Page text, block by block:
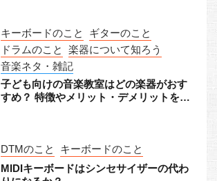
キーボードのこと
ギターのこと
ドラムのこと
楽器について知ろう
音楽ネタ・雑記
子ども向けの音楽教室はどの楽器がおす
すめ？ 特徴やメリット・デメリットをチ
DTMのこと
キーボードのこと
MIDIキーボードはシンセサイザーの代わ